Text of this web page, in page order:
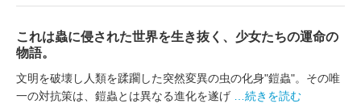
これは蟲に侵された世界を生き抜く、少女たちの運命の
物語。
文明を破壊し人類を蹂躙した突然変異の虫の化身"鎧蟲"。その唯
一の対抗策は、鎧蟲とは異なる進化を遂げ
…続きを読む